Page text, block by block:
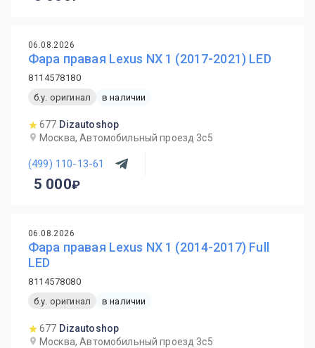
06.08.2026
Фара правая Lexus NX 1 (2017-2021) LED
8114578180
б.у. оригинал
в наличии
677 Dizautoshop
Москва, Автомобильный проезд 3с5
(499) 110-13-61
5 000
06.08.2026
Фара правая Lexus NX 1 (2014-2017) Full
LED
8114578080
б.у. оригинал
в наличии
677 Dizautoshop
Москва, Автомобильный проезд 3с5